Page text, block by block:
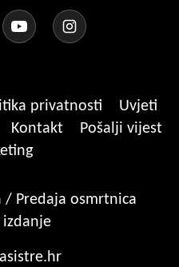
privatnosti
Uvjeti
Kontakt
Pošalji vijest
/ Predaja osmrtnica
izdanje